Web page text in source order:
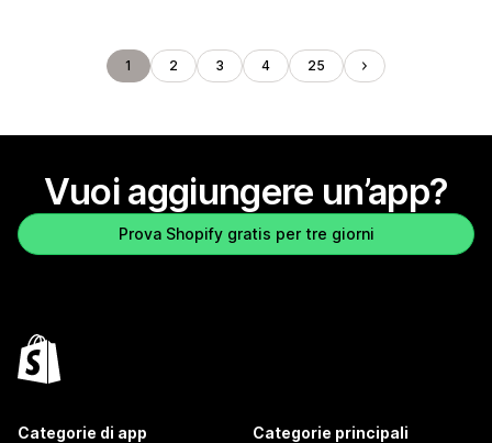
1 2 3 4 25
Vuoi aggiungere un’app?
Prova Shopify gratis per tre giorni
Categorie di app Categorie principali